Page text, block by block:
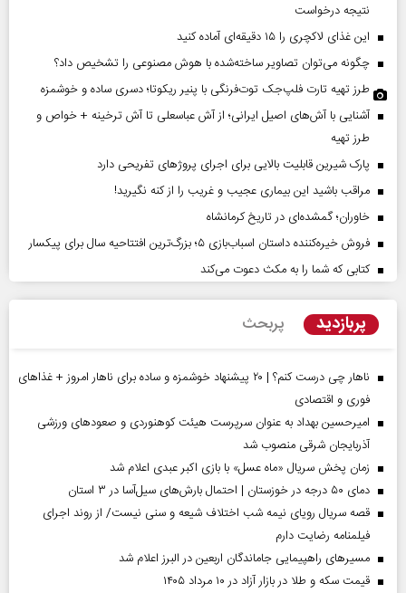
نتیجه درخواست
این غذای لاکچری را ۱۵ دقیقه‌ای آماده کنید
چگونه می‌توان تصاویر ساخته‌شده با هوش مصنوعی را تشخیص داد؟
طرز تهیه تارت فلپ‌جک توت‌فرنگی با پنیر ریکوتا؛ دسری ساده و خوشمزه
آشنایی با آش‌های اصیل ایرانی؛ از آش عباسعلی تا آش ترخینه + خواص و
طرز تهیه
پارک شیرین قابلیت‌ بالایی برای اجرای پروژهای تفریحی دارد
مراقب باشید این بیماری عجیب و غریب را از کنه نگیرید!
خاوران؛ گمشده‌ای در تاریخ کرمانشاه
فروش خیره‌کننده داستان اسباب‌بازی ۵؛ بزرگ‌ترین افتتاحیه سال برای پیکسار
کتابی که شما را به مکث دعوت می‌کند
پربازدید پربحث
ناهار چی درست کنم؟ | ۲۰ پیشنهاد خوشمزه و ساده برای ناهار امروز + غذاهای
فوری و اقتصادی
امیرحسین بهداد به عنوان سرپرست هیئت کوهنوردی و صعودهای ورزشی
آذربایجان شرقی منصوب شد
زمان پخش سریال «ماه عسل» با بازی اکبر عبدی اعلام شد
دمای ۵۰ درجه در خوزستان | احتمال بارش‌های سیل‌آسا در ۳ استان
قصه سریال رویای نیمه شب اختلاف شیعه و سنی نیست/ از روند اجرای
فیلمنامه رضایت دارم
مسیر‌های راهپیمایی جاماندگان اربعین در البرز اعلام شد
قیمت سکه و طلا در بازار آزاد در ۱۰ مرداد ۱۴۰۵